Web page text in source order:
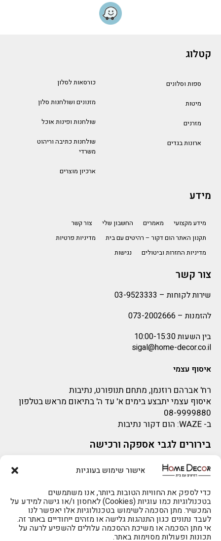
אישור שימוש בעוגיות
כדי לספק את החוויות הטובות ביותר, אנו משתמשים
בטכנולוגיות כמו עוגיות (Cookies) לאחסון ו/או גישה למידע על
המכשיר. מתן הסכמה לשימוש בטכנולוגיות אלו יאפשר לנו
לעבד נתונים כגון התנהגות גלישה או מזהים ייחודיים באתר זה.
אי מתן הסכמה או משיכת ההסכמה עלולים להשפיע לרעה על
תכונות ופעולות מסוימות באתר.
להזמנות 073-2002666
קטלוג
ספות וסלונים
מיטות
מזרנים
ארונות בגדים
כורסאות לסלון
מזנונים ושולחנות סלון
שולחנות ופינות אוכל
שולחנות כתיבה וריהוט
משרדי
ארכיון מוצרים
מידע
מידע מקצועי מאמרים החשבון שלי
צור קשר
תקנון האתר הום דקור – רהיטים עם בית
מדיניות פרטיות
מדיניות החזרות וביטולים
נגישות
צור קשר
שירות לקוחות – 03-9523333
להזמנות – 073-2002666
בין השעות 10:00-15:30
sigal@home-decor.co.il
איסוף עצמי
רח' אברהם רוזנמן, מתחם תנופורט, נתיבות
איסוף עצמי יתבצע בימים א' עד ה' בתיאום מראש בטלפון
08-9999880
ב- WAZE: הום דקור נתיבות
בירורים לגבי אספקה ורכישה
בירור לגבי אספקה -ניתן לפנות למייל:
sigal@home-decor.co.il
פניות לפני רכישה – ניתן לפנות למייל: omer@home-
decor.co.il